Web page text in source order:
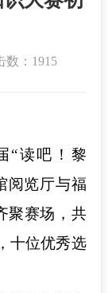
数：1915
“读吧！黎
阅览厅与福
聚赛场，共
十位优秀选